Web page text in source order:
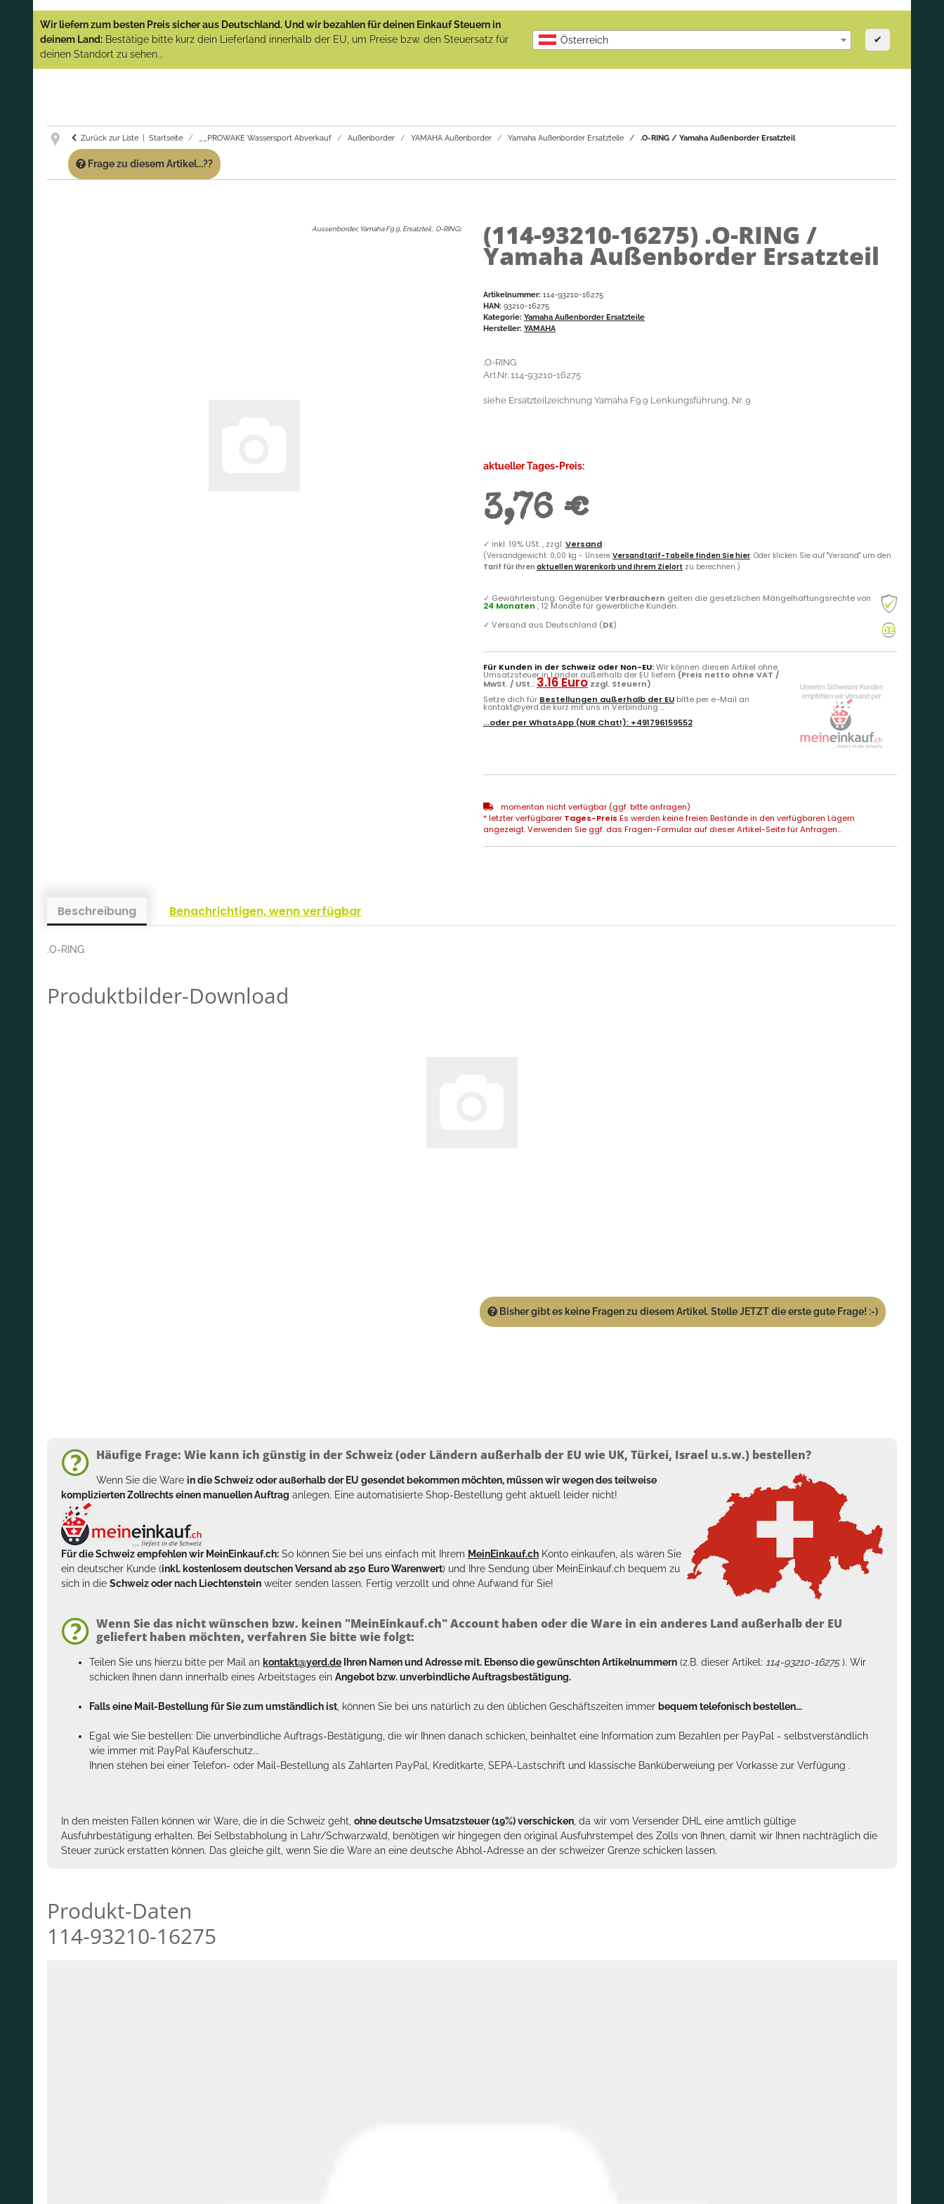
(Abverkauf)!
GARANTIE UND SERVICE:
Artikeln einfach an!
Wir liefern zum besten Preis sicher aus Deutschland. Und wir bezahlen für deinen Einkauf Steuern in
deinem Land: Bestätige bitte kurz dein Lieferland innerhalb der EU, um Preise bzw. den Steuersatz für
deinen Standort zu sehen...
Österreich ✔
Zurück zur Liste Startseite __PROWAKE Wassersport Abverkauf Außenborder YAMAHA Außenborder Yamaha Außenborder Ersatzteile .O-RING / Yamaha Außenborder Ersatzteil
Frage zu diesem Artikel...??
Aussenborder, Yamaha F9.9, Ersatzteil, .O-RING: (114-93210-16275) .O-RING /
Yamaha Außenborder Ersatzteil
Artikelnummer: 114-93210-16275
HAN: 93210-16275
Kategorie: Yamaha Außenborder Ersatzteile
Hersteller: YAMAHA
.O-RING
Art.Nr. 114-93210-16275
siehe Ersatzteilzeichnung Yamaha F9.9 Lenkungsführung, Nr. 9
aktueller Tages-Preis:
3,76 €
✓ inkl. 19% USt. , zzgl.Versand
(Versandgewicht: 0,00 kg - Unsere Versandtarif-Tabelle finden Sie hier. Oder klicken Sie auf "Versand" um den
Tarif für Ihren aktuellen Warenkorb und Ihrem Zielort zu berechnen.)
✓ Gewährleistung: GegenüberVerbrauchern gelten die gesetzlichen Mängelhaftungsrechte von
24 Monaten , 12 Monate für gewerbliche Kunden.
✓ Versand aus Deutschland (DE)
Für Kunden in der Schweiz oder Non-EU:Wir können diesen Artikel ohne
Umsatzsteuer in Länder außerhalb der EU liefern (Preis netto ohne VAT /
MwSt. / USt.: 3.16 Euro zzgl. Steuern) .
Setze dich für Bestellungen außerhalb der EU bitte per e-Mail an
kontakt@yerd.de kurz mit uns in Verbindung ...
...oder perWhatsApp (NUR Chat!): +491796159552
momentan nicht verfügbar (ggf. bitte anfragen)
* letzter verfügbarer Tages-Preis Es werden keine freien Bestände in den verfügbaren Lägern
angezeigt. Verwenden Sie ggf. das Fragen-Formular auf dieser Artikel-Seite für Anfragen...
Beschreibung Benachrichtigen, wenn verfügbar
.O-RING
Produktbilder-Download
Bisher gibt es keine Fragen zu diesem Artikel. Stelle JETZT die erste gute Frage! :-)
Häufige Frage: Wie kann ich günstig in der Schweiz (oder Ländern außerhalb der EU wie UK, Türkei, Israel u.s.w.) bestellen?
Wenn Sie die Ware in die Schweiz oder außerhalb der EU gesendet bekommen möchten, müssen wir wegen des teilweise
komplizierten Zollrechts einen manuellen Auftrag anlegen. Eine automatisierte Shop-Bestellung geht aktuell leider nicht!
Für die Schweiz empfehlen wir MeinEinkauf.ch: So können Sie bei uns einfach mit Ihrem MeinEinkauf.ch Konto einkaufen, als wären Sie
ein deutscher Kunde (inkl. kostenlosem deutschen Versand ab 250 Euro Warenwert) und Ihre Sendung über MeinEinkauf.ch bequem zu
sich in die Schweiz oder nach Liechtenstein weiter senden lassen. Fertig verzollt und ohne Aufwand für Sie!
Wenn Sie das nicht wünschen bzw. keinen "MeinEinkauf.ch" Account haben oder die Ware in ein anderes Land außerhalb der EU
geliefert haben möchten, verfahren Sie bitte wie folgt:
Teilen Sie uns hierzu bitte per Mail an kontakt@yerd.de Ihren Namen und Adresse mit. Ebenso die gewünschten Artikelnummern (z.B. dieser Artikel: 114-93210-16275). Wir
schicken Ihnen dann innerhalb eines Arbeitstages ein Angebot bzw. unverbindliche Auftragsbestätigung.
Falls eine Mail-Bestellung für Sie zum umständlich ist , können Sie bei uns natürlich zu den üblichen Geschäftszeiten immer bequem telefonisch bestellen...
Egal wie Sie bestellen: Die unverbindliche Auftrags-Bestätigung, die wir Ihnen danach schicken, beinhaltet eine Information zum Bezahlen per PayPal - selbstverständlich
wie immer mit PayPal Käuferschutz...
Ihnen stehen bei einer Telefon- oder Mail-Bestellung als Zahlarten PayPal, Kreditkarte, SEPA-Lastschrift und klassische Banküberweiung per Vorkasse zur Verfügung .
In den meisten Fällen können wir Ware, die in die Schweiz geht, ohne deutsche Umsatzsteuer (19%) verschicken , da wir vom Versender DHL eine amtlich gültige
Ausfuhrbestätigung erhalten. Bei Selbstabholung in Lahr/Schwarzwald, benötigen wir hingegen den original Ausfuhrstempel des Zolls von Ihnen, damit wir Ihnen nachträglich die
Steuer zurück erstatten können. Das gleiche gilt, wenn Sie die Ware an eine deutsche Abhol-Adresse an der schweizer Grenze schicken lassen.
Produkt-Daten
114-93210-16275